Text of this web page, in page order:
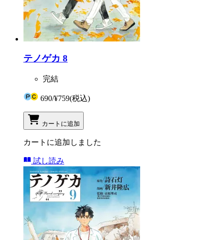
テノゲカ 8
完結
690/¥759(税込)
カートに追加
カートに追加しました
試し読み